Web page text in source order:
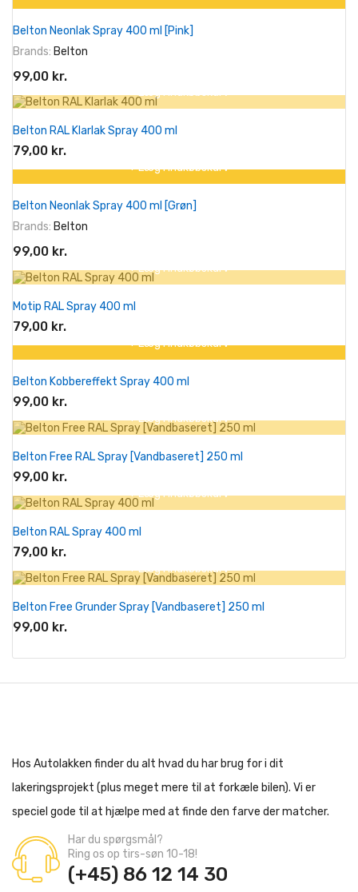
Belton Neonlak Spray 400 ml [Pink]
Brands: Belton
99,00 kr.
+ Læg I Indkøbskurv
Belton RAL Klarlak Spray 400 ml
79,00 kr.
+ Læg I Indkøbskurv
Belton Neonlak Spray 400 ml [Grøn]
Brands: Belton
99,00 kr.
+ Læg I Indkøbskurv
Motip RAL Spray 400 ml
79,00 kr.
+ Læg I Indkøbskurv
Belton Kobbereffekt Spray 400 ml
99,00 kr.
+ Læg I Indkøbskurv
Belton Free RAL Spray [Vandbaseret] 250 ml
99,00 kr.
+ Læg I Indkøbskurv
Belton RAL Spray 400 ml
79,00 kr.
+ Læg I Indkøbskurv
Belton Free Grunder Spray [Vandbaseret] 250 ml
99,00 kr.
Hos Autolakken finder du alt hvad du har brug for i dit
lakeringsprojekt (plus meget mere til at forkæle bilen). Vi er
speciel gode til at hjælpe med at finde den farve der matcher.
Har du spørgsmål?
Ring os op tirs-søn 10-18!
(+45) 86 12 14 30